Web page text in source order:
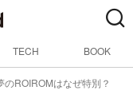
TECH BOOK
ROIROMはなぜ特別？